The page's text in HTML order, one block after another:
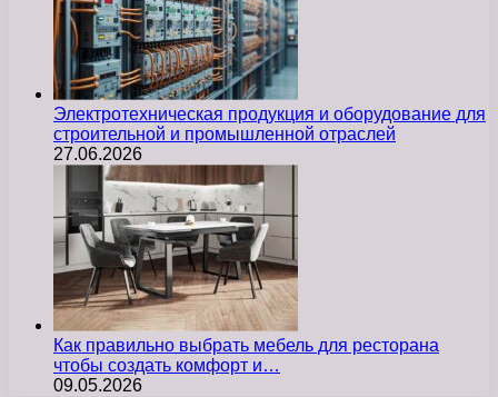
Электротехническая продукция и оборудование для
строительной и промышленной отраслей
27.06.2026
Как правильно выбрать мебель для ресторана
чтобы создать комфорт и…
09.05.2026